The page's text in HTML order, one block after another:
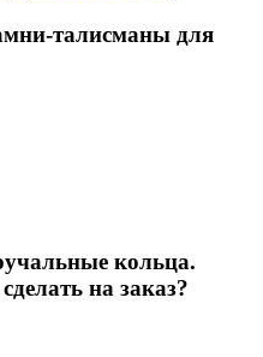
талисманы для
кольца.
на заказ?